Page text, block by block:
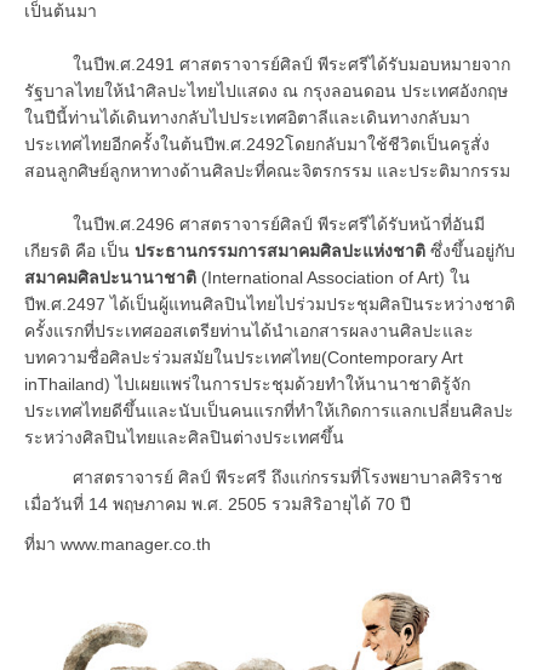
เป็นต้นมา
ในปีพ.ศ.2491 ศาสตราจารย์ศิลป์ พีระศรีได้รับมอบหมายจาก
รัฐบาลไทยให้นำศิลปะไทยไปแสดง ณ กรุงลอนดอน ประเทศอังกฤษ
ในปีนี้ท่านได้เดินทางกลับไปประเทศอิตาลีและเดินทางกลับมา
ประเทศไทยอีกครั้งในต้นปีพ.ศ.2492โดยกลับมาใช้ชีวิตเป็นครูสั่ง
สอนลูกศิษย์ลูกหาทางด้านศิลปะที่คณะจิตรกรรม และประติมากรรม
ในปีพ.ศ.2496 ศาสตราจารย์ศิลป์ พีระศรีได้รับหน้าที่อันมี
เกียรติ คือ เป็น ประธานกรรมการสมาคมศิลปะแห่งชาติ ซึ่งขึ้นอยู่กับ
สมาคมศิลปะนานาชาติ (International Association of Art) ใน
ปีพ.ศ.2497 ได้เป็นผู้แทนศิลปินไทยไปร่วมประชุมศิลปินระหว่างชาติ
ครั้งแรกที่ประเทศออสเตรียท่านได้นำเอกสารผลงานศิลปะและ
บทความชื่อศิลปะร่วมสมัยในประเทศไทย(Contemporary Art
inThailand) ไปเผยแพร่ในการประชุมด้วยทำให้นานาชาติรู้จัก
ประเทศไทยดีขึ้นและนับเป็นคนแรกที่ทำให้เกิดการแลกเปลี่ยนศิลปะ
ระหว่างศิลปินไทยและศิลปินต่างประเทศขึ้น
ศาสตราจารย์ ศิลป์ พีระศรี ถึงแก่กรรมที่โรงพยาบาลศิริราช
เมื่อวันที่ 14 พฤษภาคม พ.ศ. 2505 รวมสิริอายุได้ 70 ปี
ที่มา www.manager.co.th